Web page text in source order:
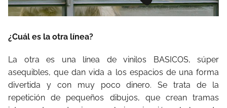
¿Cuál es la otra línea?
La otra es una línea de vinilos BASICOS, súper
asequibles, que dan vida a los espacios de una forma
divertida y con muy poco dinero. Se trata de la
repetición de pequeños dibujos, que crean tramas